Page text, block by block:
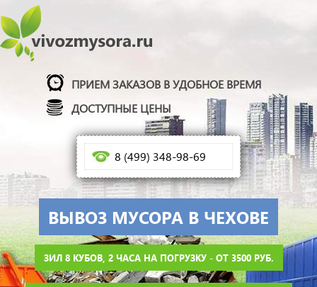
ПРИЕМ ЗАКАЗОВ В УДОБНОЕ ВРЕМЯ
ДОСТУПНЫЕ ЦЕНЫ
8 (499) 348-98-69
ВЫВОЗ МУСОРА В ЧЕХОВЕ
ЗИЛ 8 КУБОВ, 2 ЧАСА НА ПОГРУЗКУ - ОТ 3500 РУБ.